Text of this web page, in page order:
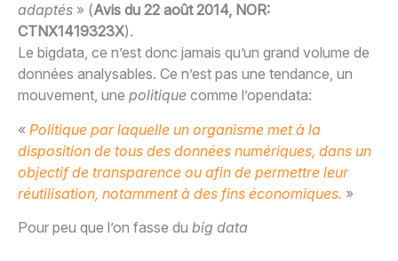
adaptés » (Avis du 22 août 2014, NOR:
CTNX1419323X).
Le bigdata, ce n’est donc jamais qu’un grand volume de
données analysables. Ce n’est pas une tendance, un
mouvement, une politique comme l’opendata:
« Politique par laquelle un organisme met à la
disposition de tous des données numériques, dans un
objectif de transparence ou afin de permettre leur
réutilisation, notamment à des fins économiques. »
Pour peu que l’on fasse du big data